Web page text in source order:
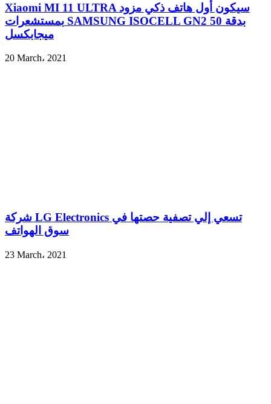
Xiaomi MI 11 ULTRA سيكون أول هاتف ذكي مزود
بمستشعرات SAMSUNG ISOCELL GN2 بدقة 50
ميجابكسل
20 March، 2021
شركة LG Electronics تسعي إلي تصفية حصتها في
سوق الهواتف
23 March، 2021